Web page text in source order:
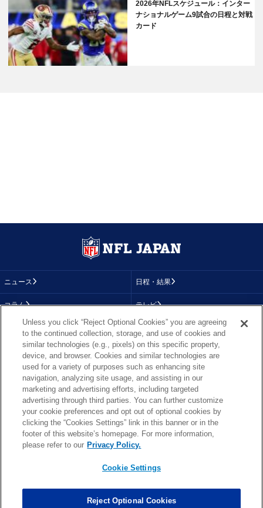
2026年NFLスケジュール：インター
ナショナルゲーム9試合の日程と対戦
カード
ニュース 日程・結果
コラム テレビ
画像
順位表
About NFL
More NFL 特集
TOP お問い合わせ FAQ
PHOTO BY AP Images / PHOTO BY Getty Images
Unless you click “Reject Optional Cookies” you are agreeing
to the continued collection, storage, and use of cookies and
similar technologies (e.g., pixels) on this specific property,
device, and browser. Cookies and similar technologies are
used for a variety of purposes such as enhancing site
navigation, analyzing site usage, and assisting in our
marketing and advertising efforts, including targeted
advertising through third parties. You can further customize
your cookie preferences and opt out of optional cookies by
clicking the “Cookies Settings” link in this banner or in the
footer of this website’s homepage. For more information,
please refer to our Privacy Policy.
Cookie Settings
Reject Optional Cookies